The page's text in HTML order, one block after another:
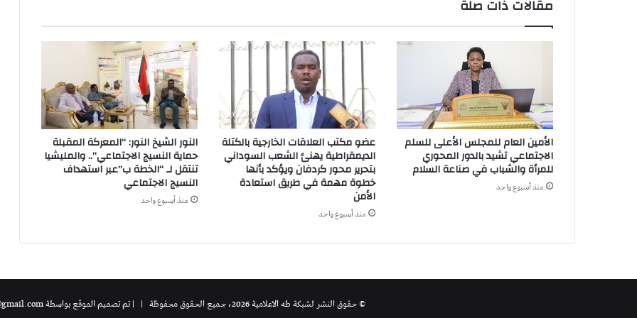
مقالات ذات صلة
الأمين العام للمجلس الأعلى للسلم
الاجتماعي تشيد بالدور المحوري
للمرأة والشباب في صناعة السلام
منذ أسبوع واحد
عضو مكتب العلاقات الخارجية بالكتلة
الديمقراطية يهنئ الشعب السوداني
بتحرير محور كردفان ويؤكد بأنها
خطوة مهمة في طريق استعادة
الأمن
منذ أسبوع واحد
النور الشيخ النور: “المعركة المقبلة
حماية النسيج الاجتماعي”.. والمليشيا
تنتقل لـ “الخطة ب”عبر استهداف
النسيج الاجتماعي
منذ أسبوع واحد
© حقوق النشر لشبكة طه الاعلامية 2026، جميع الحقوق محفوظة | | تم تصميم الموقع بواسطة